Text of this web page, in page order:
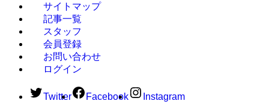
サイトマップ
記事一覧
スタッフ
会員登録
お問い合わせ
ログイン
Twitter Facebook Instagram